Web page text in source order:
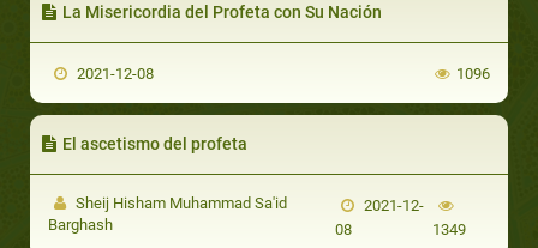
La Misericordia del Profeta con Su Nación
2021-12-08 1096
El ascetismo del profeta
Sheij Hisham Muhammad Sa'id
Barghash
2021-12-
08
1349